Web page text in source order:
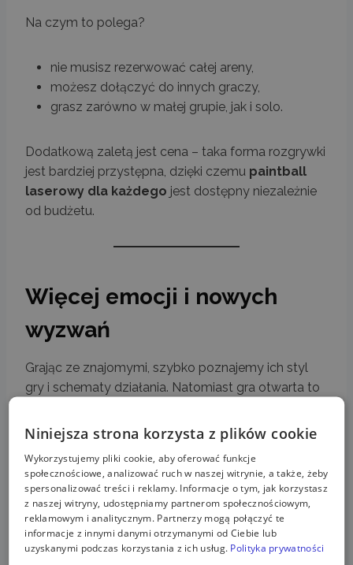
Na czym to polega?
nie musisz rezerwować całej areny,
możesz dołączyć do innych graczy,
grasz zarówno w małej grupie, jak i solo.
Dodatkową zaletą jest cena – taka forma rozgrywki
jest bardziej przystępna, dzięki czemu paintball
laserowy dla każdego jest dostępny niezależnie
od budżetu.
Więcej emocji i nowych
wyzwań
Grając ze znajomymi, szybko poznajemy ich styl
gry i schematy działania. Natomiast gra otwarta to
Dlaczego?
grasz z nowymi osobami, które potrafią
zaskoczyć,
każda rozgrywka wygląda inaczej,
rozwijasz refleks i umiejętności taktyczne.
Niniejsza strona korzysta z plików cookie
Wykorzystujemy pliki cookie, aby oferować funkcje
społecznościowe, analizować ruch w naszej witrynie, a także, żeby
spersonalizować treści i reklamy. Informacje o tym, jak korzystasz
z naszej witryny, udostępniamy partnerom społecznościowym,
reklamowym i analitycznym. Partnerzy mogą połączyć te
informacje z innymi danymi otrzymanymi od Ciebie lub
uzyskanymi podczas korzystania z ich usług. Polityka prywatności